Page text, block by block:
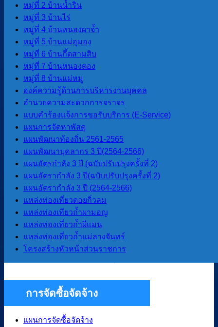
หมู่ที่ 2 บ้านน้ำริน
หมู่ที่ 3 บ้านไร่
หมู่ที่ 4 บ้านหนองผาจ้ำ
หมู่ที่ 5 บ้านแม่อุมอง
หมู่ที่ 6 บ้านกึ้ดสามสิบ
หมู่ที่ 7 บ้านหนองตอง
หมู่ที่ 8 บ้านแม่หมู
องค์ความรู้ด้านการบริหารงานบุคคล
อำนวยความสะดวกการจราจร
แบบคำร้องแจ้งการขอรับบริการ (E-Service)
แผนการจัดหาพัสดุ
แผนพัฒนาท้องถิ่น 2561-2565
แผนพัฒนาบุคลากร 3 ปี(2564-2566)
แผนอัตรกำลัง 3 ปี (ฉบับปรับปรุงครั้งที่ 2)
แผนอัตรากำลัง 3 ปี(ฉบับปรับปรุงครั้งที่ 2)
แผนอัตรากําลัง 3 ปี (2564-2566)
แหล่งท่องเที่ยวดอยกิ่วลม
แหล่งท่องเทียวถ้ำผามอญ
แหล่งท่องเที่ยวถ้ำผีแมน
แหล่งท่องเที่ยวถ้ำแม่ลางจันทร์
โครงสร้างหัวหน้าส่วนราชการ
แผนพัฒนาบุคลากร 3 ปี(2564-2566)
แผนอัตรากําลัง 3 ปี (2564-2566)
ข้อบัญญัติงบประมาณรายจ่ายประจำปี
แผนการดําเนินการ
แผนการจัดหาพัสดุ
กฏหมายและพระราช
บัญญัติ
ระเบียบข้อกฏหมายที่เกี่ยวข้อง
รายงานต่างๆ
รายงานทางการเงิน
รายงานการประชุมสภา
งบประมาณรายจ่ายประจำปี
รายงานผลการดำเนินการโครงการ
ต่างๆ ปีงบประมาณ 2568
การจัดซื้อจัดจ้าง
แผนการจัดซื้อจัดจ้าง